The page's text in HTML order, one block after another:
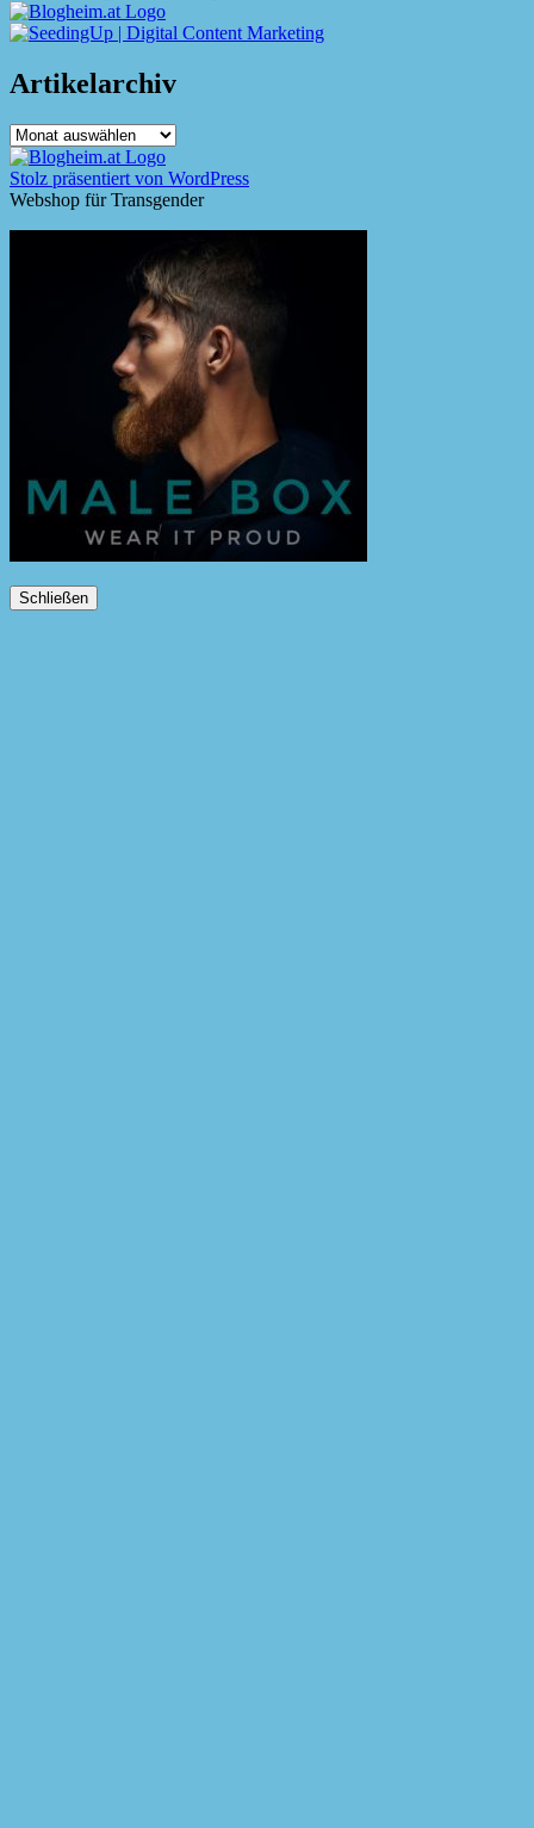
Artikelarchiv
Artikelarchiv
Stolz präsentiert von WordPress
Webshop für Transgender
Schließen